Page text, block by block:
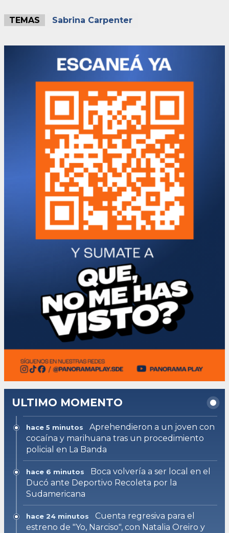
TEMAS Sabrina Carpenter
ULTIMO MOMENTO
hace 5 minutos
Aprehendieron a un joven con
cocaína y marihuana tras un procedimiento
policial en La Banda
hace 6 minutos
Boca volvería a ser local en el
Ducó ante Deportivo Recoleta por la
Sudamericana
hace 24 minutos
Cuenta regresiva para el
estreno de "Yo, Narciso", con Natalia Oreiro y